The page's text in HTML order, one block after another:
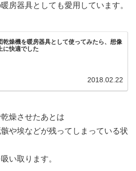
房器具としても愛用しています。
乾燥機を暖房器具として使ってみたら、想像
に快適でした
2018.02.22
燥させたあとは
や埃などが残ってしまっている状
い取ります。